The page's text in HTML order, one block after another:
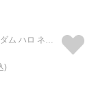
機動戦士ガンダム ハロ ネックレス